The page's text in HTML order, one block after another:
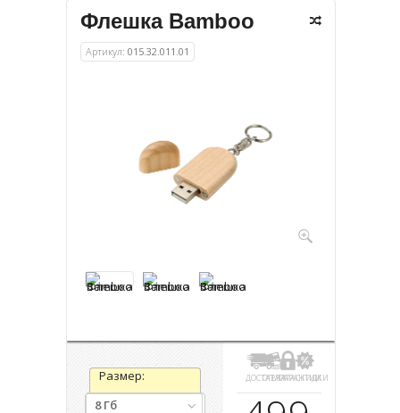
Размер:
8 Гб
ДОСТАВКА
ОПЛАТАГАРАНТИИ
СКИДКИ
Флешка Bamboo
Артикул: 015.32.011.01